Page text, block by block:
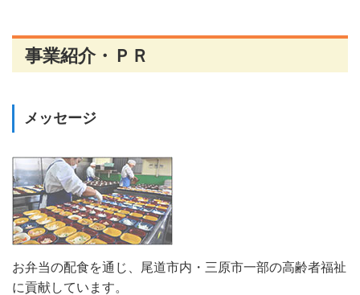
事業紹介・ＰＲ
メッセージ
お弁当の配食を通じ、尾道市内・三原市一部の高齢者福祉
に貢献しています。